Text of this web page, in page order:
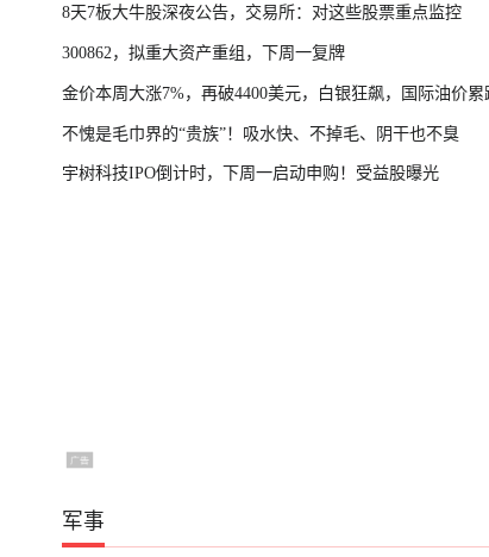
8天7板大牛股深夜公告，交易所：对这些股票重点监控
300862，拟重大资产重组，下周一复牌
金价本周大涨7%，再破4400美元，白银狂飙，国际油价累
不愧是毛巾界的“贵族”！吸水快、不掉毛、阴干也不臭
宇树科技IPO倒计时，下周一启动申购！受益股曝光
军事